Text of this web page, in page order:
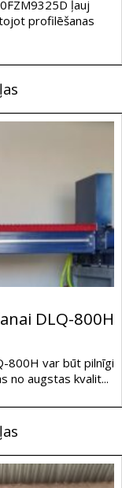
ļauj
profilēšanas
DLQ-800H
800H var būt pilnīgi
no augstas kvalit...